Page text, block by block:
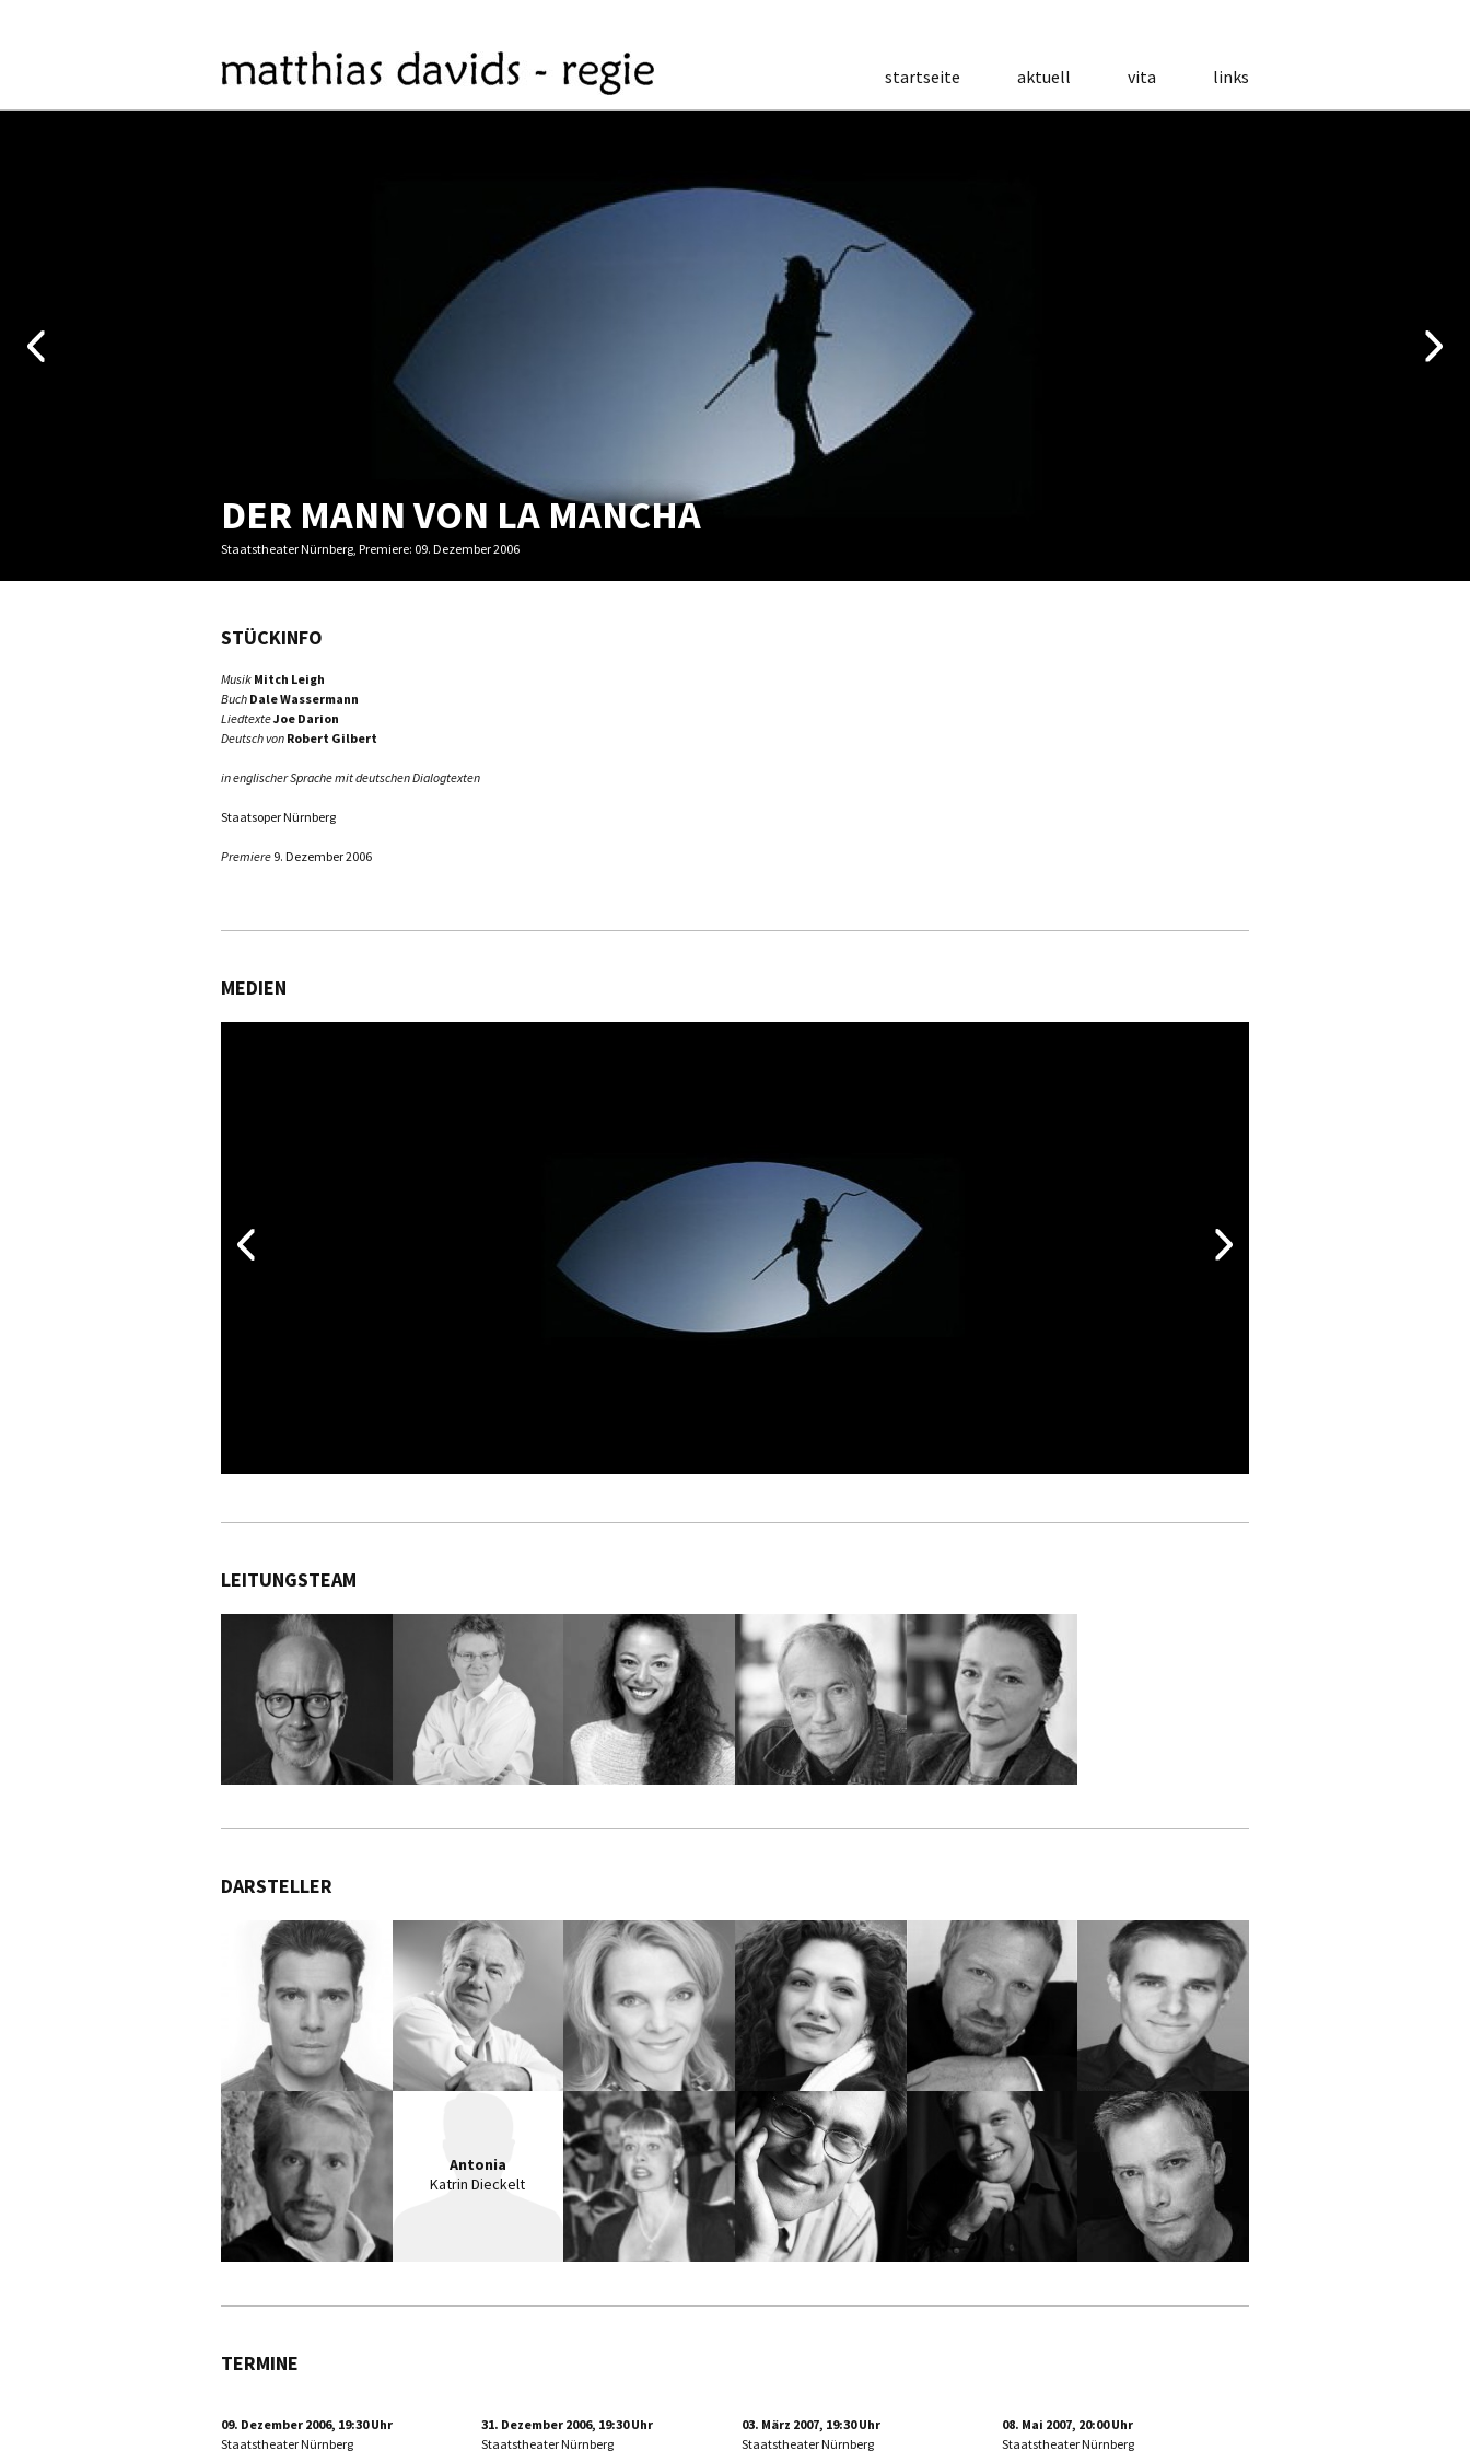
startseite aktuell vita links
DER MANN VON LA MANCHA
Staatstheater Nürnberg, Premiere: 09. Dezember 2006
STÜCKINFO
Musik Mitch Leigh
Buch Dale Wassermann
LiedtexteJoe Darion
Deutsch von Robert Gilbert
in englischer Sprache mit deutschen Dialogtexten
Staatsoper Nürnberg
Premiere 9. Dezember 2006
MEDIEN
LEITUNGSTEAM
DARSTELLER
Antonia
Katrin Dieckelt
TERMINE
09. Dezember 2006, 19:30 Uhr
Staatstheater Nürnberg
31. Dezember 2006, 19:30 Uhr
Staatstheater Nürnberg
03. März 2007, 19:30 Uhr
Staatstheater Nürnberg
08. Mai 2007, 20:00 Uhr
Staatstheater Nürnberg